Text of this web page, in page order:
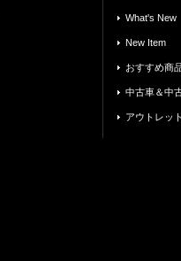
What's New
New Item
おすすめ商
中古車＆中
アウトレット